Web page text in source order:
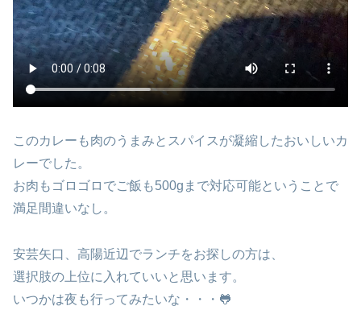
このカレーも肉のうまみとスパイスが凝縮したおいしいカ
レーでした。
お肉もゴロゴロでご飯も500gまで対応可能ということで
満足間違いなし。
安芸矢口、高陽近辺でランチをお探しの方は、
選択肢の上位に入れていいと思います。
いつかは夜も行ってみたいな・・・🐸